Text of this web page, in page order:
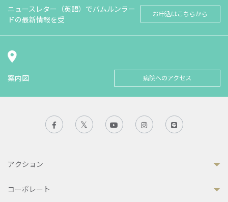
ニュースレター（英語）でバムルンラー
ドの最新情報を受
お申込はこちらから
案内図 病院へのアクセス
アクション
コーポレート